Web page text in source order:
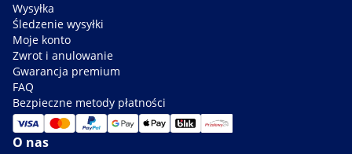
Wysyłka
Śledzenie wysyłki
Moje konto
Zwrot i anulowanie
Gwarancja premium
FAQ
Bezpieczne metody płatności
O nas